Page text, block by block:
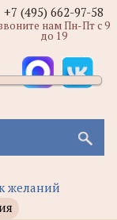
желаний
+7 (495) 662-97-58
нам Пн-Пт с 9
до 19